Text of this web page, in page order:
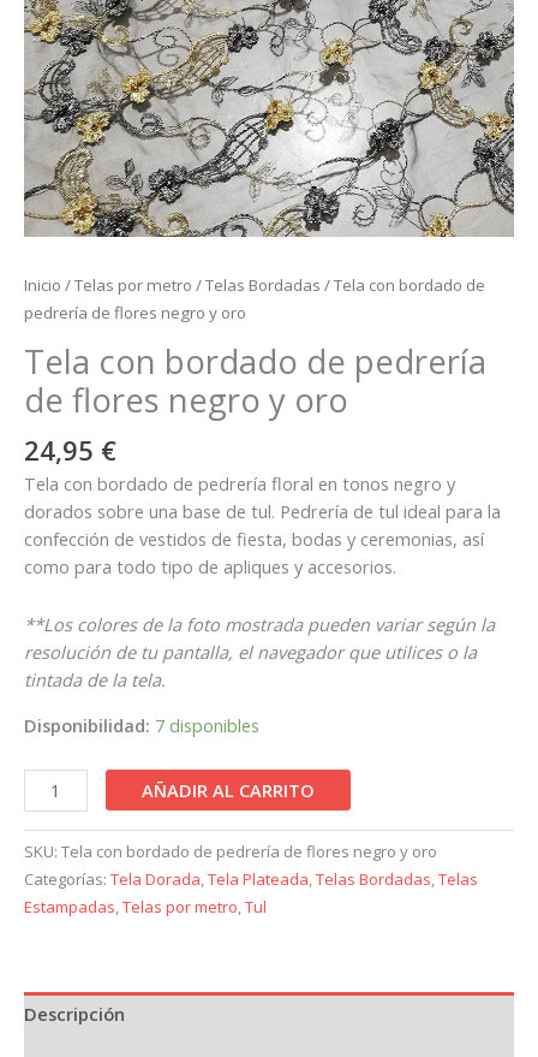
Inicio /Telas por metro /Telas Bordadas / Tela con bordado de
pedrería de flores negro y oro
Tela con bordado de pedrería
de flores negro y oro
24,95 €
Tela con bordado de pedrería floral en tonos negro y
dorados sobre una base de tul. Pedrería de tul ideal para la
confección de vestidos de fiesta, bodas y ceremonias, así
como para todo tipo de apliques y accesorios.
**Los colores de la foto mostrada pueden variar según la
resolución de tu pantalla, el navegador que utilices o la
tintada de la tela.
Disponibilidad: 7 disponibles
oro
cantidad
AÑADIR AL CARRITO
SKU: Tela con bordado de pedrería de flores negro y oro
Categorías: Tela Dorada,Tela Plateada,Telas Bordadas,Telas
Estampadas,Telas por metro,Tul
Descripción